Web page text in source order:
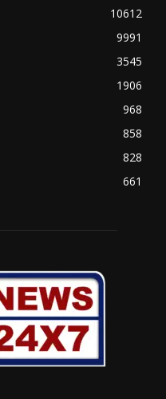
10612
9991
3545
1906
968
858
828
661